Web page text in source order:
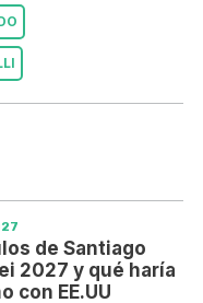
de Santiago
2027 y qué haría
con EE.UU